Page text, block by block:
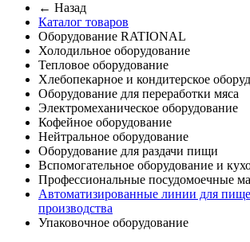
← Назад
Каталог товаров
Оборудование RATIONAL
Холодильное оборудование
Тепловое оборудование
Хлебопекарное и кондитерское
Оборудование для переработки мяса
Электромеханическое оборудование
Кофейное оборудование
Нейтральное оборудование
Оборудование для раздачи пищи
Вспомогательное оборудование и
Профессиональные посудомоечные
Автоматизированные линии для
производства
Упаковочное оборудование